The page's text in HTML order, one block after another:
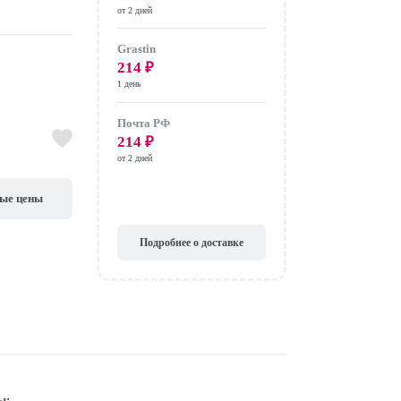
цены
от 2 дней
Grastin
214 ₽
1 день
Почта РФ
214 ₽
от 2 дней
Подробнее о доставке